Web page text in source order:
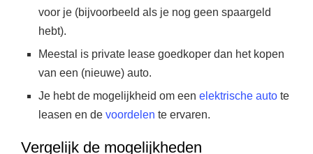
voor je (bijvoorbeeld als je nog geen spaargeld
hebt).
Meestal is private lease goedkoper dan het kopen
van een (nieuwe) auto.
Je hebt de mogelijkheid om een elektrische auto te
leasen en de voordelen te ervaren.
Vergelijk de mogelijkheden